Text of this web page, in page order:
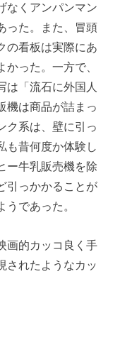
なくアンパンマン
った。また、冒頭
の看板は実際にあ
った。一方で、
は「流石に外国人
機は商品が詰まっ
ク系は、壁に引っ
も昔何度か体験し
ー牛乳販売機を除
引っかかることが
であった。
画的カッコ良く手
されたようなカッ